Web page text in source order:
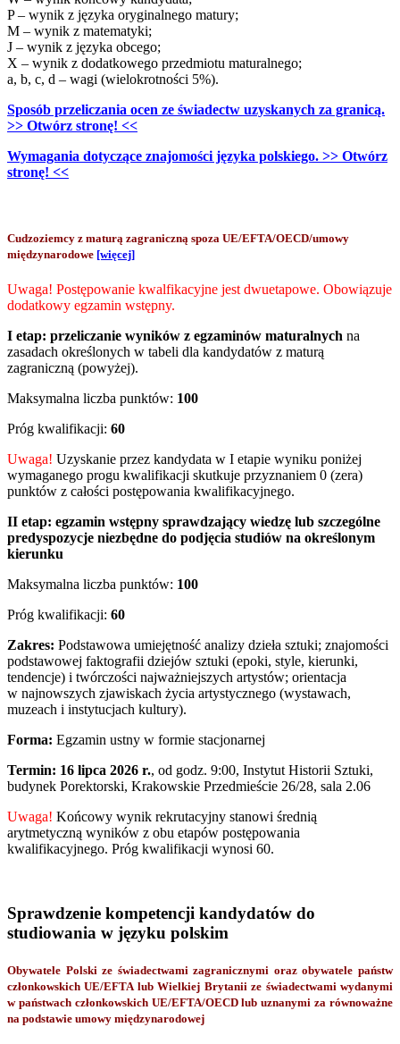
P – wynik z języka oryginalnego matury;
M – wynik z matematyki;
J – wynik z języka obcego;
X – wynik z dodatkowego przedmiotu maturalnego;
a, b, c, d – wagi (wielokrotności 5%).
Sposób przeliczania ocen ze świadectw uzyskanych za granicą.
>> Otwórz stronę! <<
Wymagania dotyczące znajomości języka polskiego. >> Otwórz
stronę! <<
Cudzoziemcy z maturą zagraniczną spoza UE/EFTA/OECD/umowy
międzynarodowe [więcej]
Uwaga! Postępowanie kwalfikacyjne jest dwuetapowe. Obowiązuje
dodatkowy egzamin wstępny.
I etap: przeliczanie wyników z egzaminów maturalnych na
zasadach określonych w tabeli dla kandydatów z maturą
zagraniczną (powyżej).
Maksymalna liczba punktów: 100
Próg kwalifikacji: 60
Uwaga! Uzyskanie przez kandydata w I etapie wyniku poniżej
wymaganego progu kwalifikacji skutkuje przyznaniem 0 (zera)
punktów z całości postępowania kwalifikacyjnego.
II etap: egzamin wstępny sprawdzający wiedzę lub szczególne
predyspozycje niezbędne do podjęcia studiów na określonym
kierunku
Maksymalna liczba punktów: 100
Próg kwalifikacji: 60
Zakres: Podstawowa umiejętność analizy dzieła sztuki; znajomości
podstawowej faktografii dziejów sztuki (epoki, style, kierunki,
tendencje) i twórczości najważniejszych artystów; orientacja
w najnowszych zjawiskach życia artystycznego (wystawach,
muzeach i instytucjach kultury).
Forma: Egzamin ustny w formie stacjonarnej
Termin: 16 lipca 2026 r., od godz. 9:00, Instytut Historii Sztuki,
budynek Porektorski, Krakowskie Przedmieście 26/28, sala 2.06
Uwaga! Końcowy wynik rekrutacyjny stanowi średnią
arytmetyczną wyników z obu etapów postępowania
kwalifikacyjnego. Próg kwalifikacji wynosi 60.
Sprawdzenie kompetencji kandydatów do
studiowania w języku polskim
Obywatele Polski ze świadectwami zagranicznymi oraz obywatele państw
członkowskich UE/EFTA lub Wielkiej Brytanii ze świadectwami wydanymi
w państwach członkowskich UE/EFTA/OECD lub uznanymi za równoważne
na podstawie umowy międzynarodowej